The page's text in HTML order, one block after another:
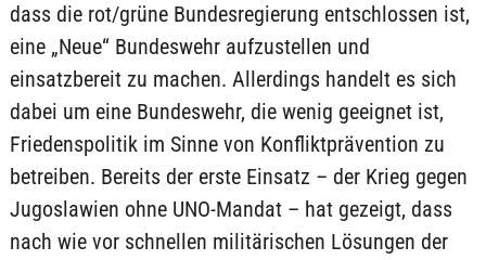
dass die rot/grüne Bundesregierung entschlossen ist,
eine „Neue“ Bundeswehr aufzustellen und
einsatzbereit zu machen. Allerdings handelt es sich
dabei um eine Bundeswehr, die wenig geeignet ist,
Friedenspolitik im Sinne von Konfliktprävention zu
betreiben. Bereits der erste Einsatz – der Krieg gegen
Jugoslawien ohne UNO-Mandat – hat gezeigt, dass
nach wie vor schnellen militärischen Lösungen der